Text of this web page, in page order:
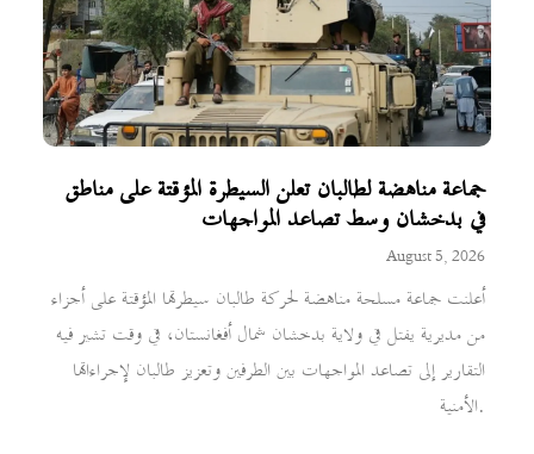
جماعة مناهضة لطالبان تعلن السيطرة المؤقتة على مناطق
في بدخشان وسط تصاعد المواجهات
August 5, 2026
أعلنت جماعة مسلحة مناهضة لحركة طالبان سيطرتها المؤقتة على أجزاء
من مديرية يفتل في ولاية بدخشان شمال أفغانستان، في وقت تشير فيه
التقارير إلى تصاعد المواجهات بين الطرفين وتعزيز طالبان لإجراءاتها
الأمنية.